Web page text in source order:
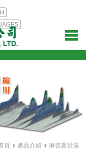
頁 產品介紹 麻杏薏甘湯